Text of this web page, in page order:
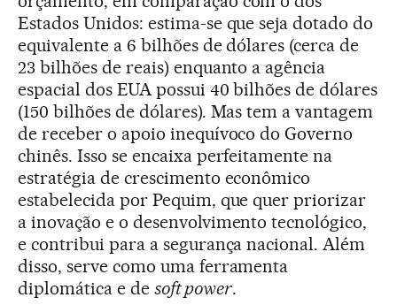
Estados Unidos: estima-se que seja dotado do
equivalente a 6 bilhões de dólares (cerca de
23 bilhões de reais) enquanto a agência
espacial dos EUA possui 40 bilhões de dólares
(150 bilhões de dólares). Mas tem a vantagem
de receber o apoio inequívoco do Governo
chinês. Isso se encaixa perfeitamente na
estratégia de crescimento econômico
estabelecida por Pequim, que quer priorizar
a inovação e o desenvolvimento tecnológico,
e contribui para a segurança nacional. Além
disso, serve como uma ferramenta
diplomática e de soft power.